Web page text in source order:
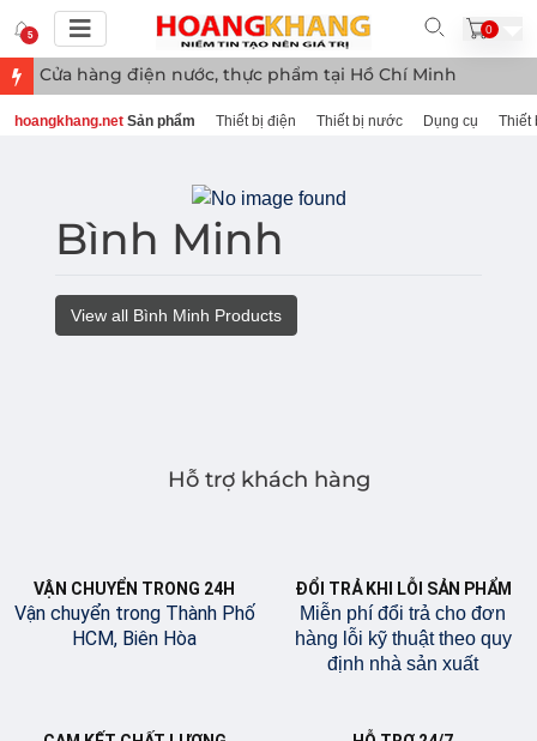
5 0
Cửa hàng điện nước, thực phẩm tại Hồ Chí Minh
hoangkhang.net Sản phẩm Thiết bị điện Thiết bị nước Dụng cụ Thiết
Bình Minh
View all Bình Minh Products
Hỗ trợ khách hàng
VẬN CHUYỂN TRONG 24H
Vận chuyển trong Thành Phố
HCM, Biên Hòa
ĐỔI TRẢ KHI LỖI SẢN PHẨM
Miễn phí đổi trả cho đơn
hàng lỗi kỹ thuật theo quy
định nhà sản xuất